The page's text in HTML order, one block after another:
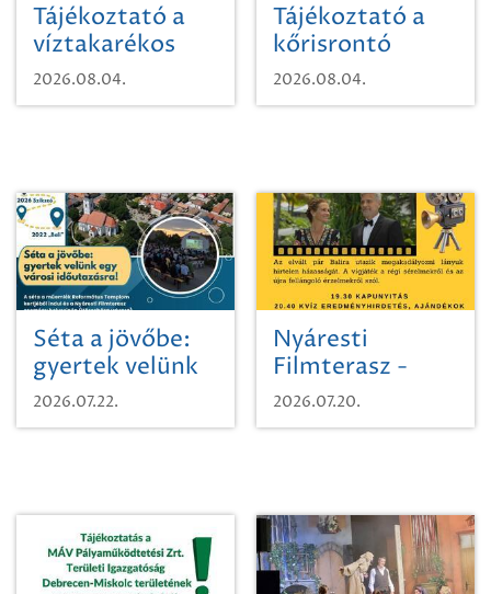
Tájékoztató a
víztakarékos
vízhasználatról
2026.08.04.
Tájékoztató a
kőrisrontó
karcsúdíszbogárról
2026.08.04.
Séta a jövőbe:
gyertek velünk
egy városi
időutazásra!
2026.07.22.
Nyáresti
Filmterasz -
Beugró a
Paradicsomba
2026.07.20.